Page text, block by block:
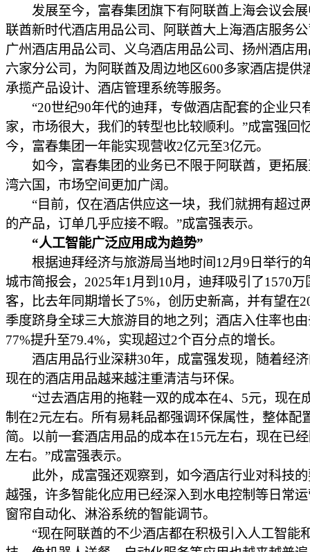
发展至今，富春集团旗下有阿联酋上海会议会展
联酋新时代酒店用品公司、阿联酋大上海酒店服务
广州酒店用品公司、义乌酒店用品公司、扬州酒店
六家分公司，为阿联酋及周边地区600多家酒店提供
承揽产品设计、酒店管理系统等服务。
“20世纪90年代的迪拜，专做酒店配套的企业只
家，市场很大，我们的转型也比较顺利。”成富强回
今，富春集团一年能实现营收2亿元至3亿元。
如今，富春集团的业务已不限于阿联酋，更拓展
湾六国，市场空间更加广阔。
“目前，仅在酒店供应这一块，我们就拥有超过
的产品，订单几乎应接不暇。”成富强表示。
“人工智能广泛应用成为趋势”
根据迪拜经济与旅游局当地时间12月9日举行的
城市简报会，2025年1月到10月，迪拜吸引了1570万
客，比去年同期增长了5%，创历史新高，并有望在
季度跻身全球三大旅游目的地之列；酒店入住率也
77%提升至79.4%，实现超过2个百分点的增长。
酒店用品行业深耕30年，成富强发现，随着经济
现在的酒店用品越来越注重清洁与环保。
“过去酒店用的拖鞋一双的成本在4、5元，现在
制在2元左右。所有易耗品都强调环保属性，整体配
简。以前一套酒店用品的成本在15元左右，现在已
左右。”成富强表示。
此外，成富强还观察到，如今酒店行业对科技的
越强，许多智能化应用已经深入到水电控制等日常
窗帘自动化、淋浴系统的智能调节。
“现在阿联酋的不少酒店都在积极引入人工智能